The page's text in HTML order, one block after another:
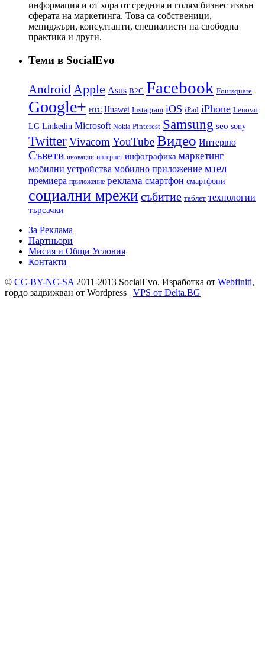
информация и от хора от средния и голям бизнес извън
сферата на маркетинга. Това са собственици,
мениджъри, консултанти, специалисти на свободна
практика и други.
Теми в SocialEvo
Android Apple Asus B2C Facebook Foursquare
Google+ HTC Huawei Instagram iOS iPad iPhone Lenovo
LG Linkedin Microsoft Nokia Pinterest Samsung seo sony
TwitterVivacom YouTubeВидео Интервю
Съвети иновации интернет инфографика маркетинг
мобилни устройства мобилно приложение мтел
премиера приложение реклама смартфон смартфони
социални мрежисъбитие таблет технологии
търсачки
За Реклама
Партньори
Мисия и Общи Условия
Контакти
© CC-BY-NC-SA 2011-2013 SocialEvo. Изработка от Webfiniti,
гордо задвижван от Wordpress | VPS от Delta.BG